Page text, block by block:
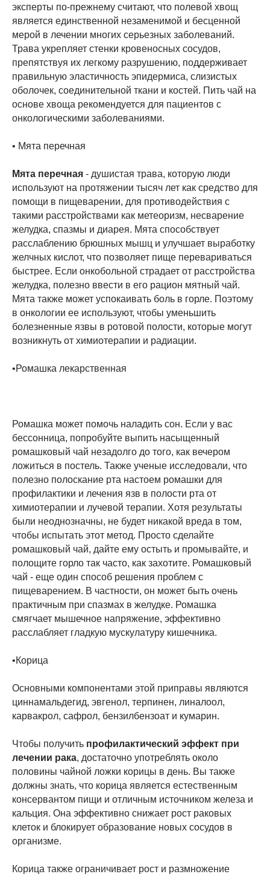
эксперты по-прежнему считают, что полевой хвощ
является единственной незаменимой и бесценной
мерой в лечении многих серьезных заболеваний.
Трава укрепляет стенки кровеносных сосудов,
препятствуя их легкому разрушению, поддерживает
правильную эластичность эпидермиса, слизистых
оболочек, соединительной ткани и костей. Пить чай на
основе хвоща рекомендуется для пациентов с
онкологическими заболеваниями.
• Мята перечная
Мята перечная - душистая трава, которую люди
используют на протяжении тысяч лет как средство для
помощи в пищеварении, для противодействия с
такими расстройствами как метеоризм, несварение
желудка, спазмы и диарея. Мята способствует
расслаблению брюшных мышц и улучшает выработку
желчных кислот, что позволяет пище перевариваться
быстрее. Если онкобольной страдает от расстройства
желудка, полезно ввести в его рацион мятный чай.
Мята также может успокаивать боль в горле. Поэтому
в онкологии ее используют, чтобы уменьшить
болезненные язвы в ротовой полости, которые могут
возникнуть от химиотерапии и радиации.
•Ромашка лекарственная
Ромашка может помочь наладить сон. Если у вас
бессонница, попробуйте выпить насыщенный
ромашковый чай незадолго до того, как вечером
ложиться в постель. Также ученые исследовали, что
полезно полоскание рта настоем ромашки для
профилактики и лечения язв в полости рта от
химиотерапии и лучевой терапии. Хотя результаты
были неоднозначны, не будет никакой вреда в том,
чтобы испытать этот метод. Просто сделайте
ромашковый чай, дайте ему остыть и промывайте, и
полощите горло так часто, как захотите. Ромашковый
чай - еще один способ решения проблем с
пищеварением. В частности, он может быть очень
практичным при спазмах в желудке. Ромашка
смягчает мышечное напряжение, эффективно
расслабляет гладкую мускулатуру кишечника.
•Корица
Основными компонентами этой приправы являются
циннамальдегид, эвгенол, терпинен, линалоол,
карвакрол, сафрол, бензилбензоат и кумарин.
Чтобы получить профилактический эффект при
лечении рака, достаточно употреблять около
половины чайной ложки корицы в день. Вы также
должны знать, что корица является естественным
консервантом пищи и отличным источником железа и
кальция. Она эффективно снижает рост раковых
клеток и блокирует образование новых сосудов в
организме.
Корица также ограничивает рост и размножение